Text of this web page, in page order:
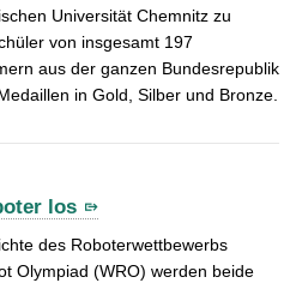
Universität Chemnitz zu
von insgesamt 197
aus der ganzen Bundesrepublik
in Gold, Silber und Bronze.
los
des Roboterwettbewerbs
Olympiad (WRO) werden beide